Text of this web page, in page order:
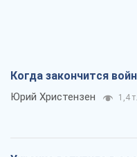
Когда закончится
Юрий Христензен 1,4 т.